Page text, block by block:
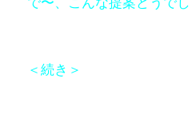
＜続き＞